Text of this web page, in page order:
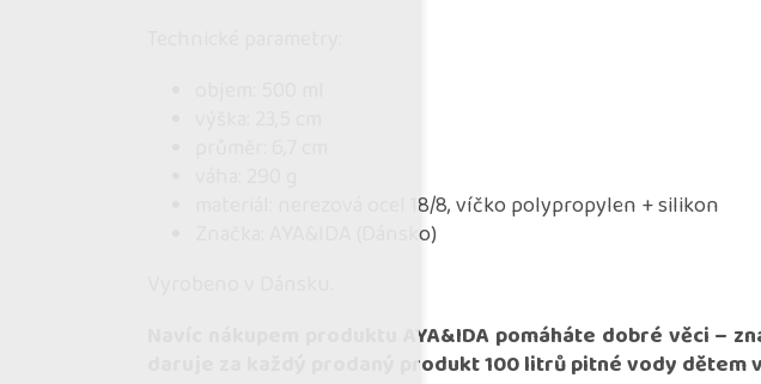
materiál: nerezová ocel 18/8, víčko polypropylen + silikon
Značka: AYA&IDA (Dánsko)
Navíc nákupem produktu AYA&IDA pomáháte dobré věci –
daruje za každý prodaný produkt 100 litrů pitné vody dětem